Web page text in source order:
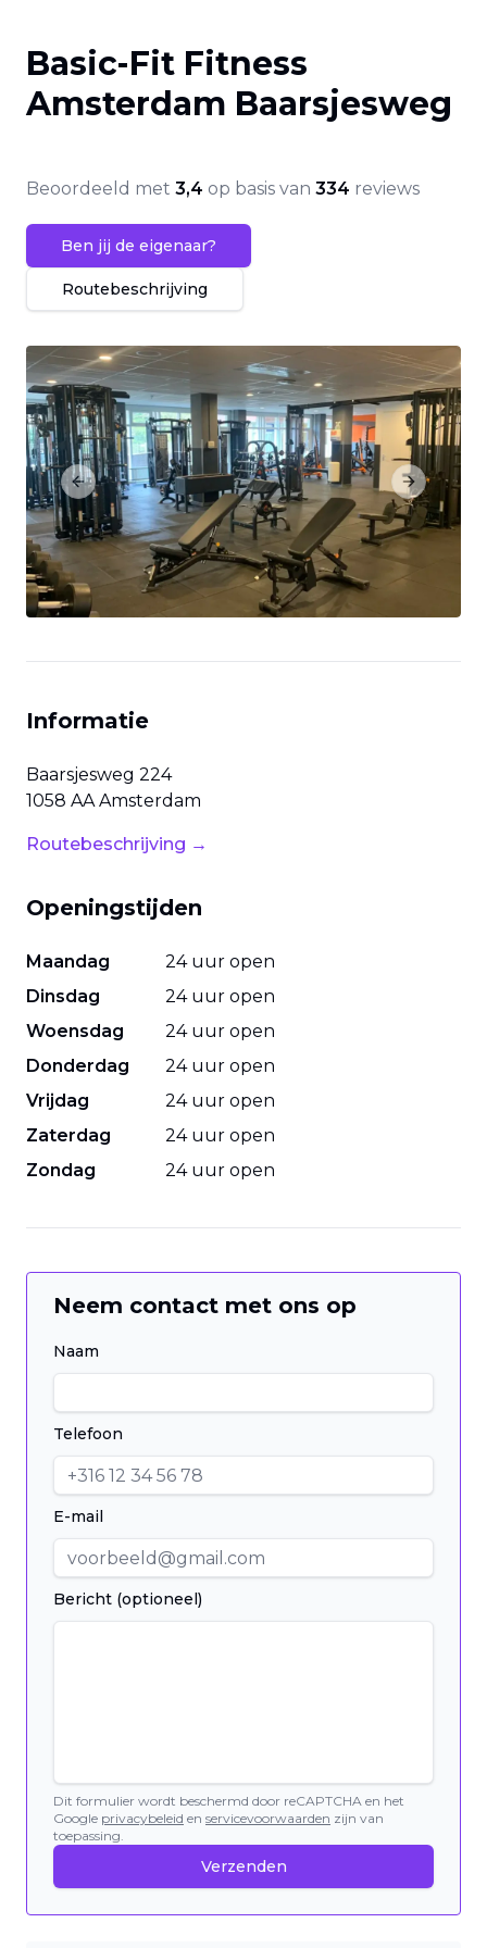
Basic-Fit Fitness
Amsterdam Baarsjesweg
Beoordeeld met 3,4 op basis van 334 reviews
Ben jij de eigenaar?
Routebeschrijving
Previous slide Next slide
Informatie
Baarsjesweg 224
1058 AA Amsterdam
Routebeschrijving →
Openingstijden
Maandag
24 uur open
Dinsdag
24 uur open
Woensdag
24 uur open
Donderdag
24 uur open
Vrijdag
24 uur open
Zaterdag
24 uur open
Zondag
24 uur open
Neem contact met ons op
Naam
Telefoon
E-mail
Bericht (optioneel)
Dit formulier wordt beschermd door reCAPTCHA en het
Google privacybeleid en servicevoorwaarden zijn van
toepassing.
Verzenden